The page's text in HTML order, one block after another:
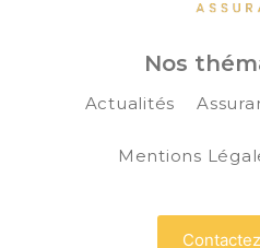
Nos
Actualités
Mentions